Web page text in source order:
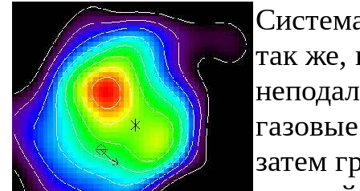
так же,
затем